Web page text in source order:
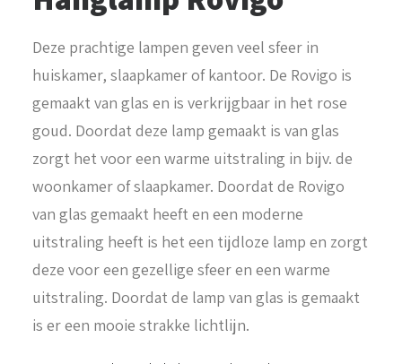
Deze prachtige lampen geven veel sfeer in
huiskamer, slaapkamer of kantoor. De Rovigo is
gemaakt van glas en is verkrijgbaar in het rose
goud. Doordat deze lamp gemaakt is van glas
zorgt het voor een warme uitstraling in bijv. de
woonkamer of slaapkamer. Doordat de Rovigo
van glas gemaakt heeft en een moderne
uitstraling heeft is het een tijdloze lamp en zorgt
deze voor een gezellige sfeer en een warme
uitstraling. Doordat de lamp van glas is gemaakt
is er een mooie strakke lichtlijn.